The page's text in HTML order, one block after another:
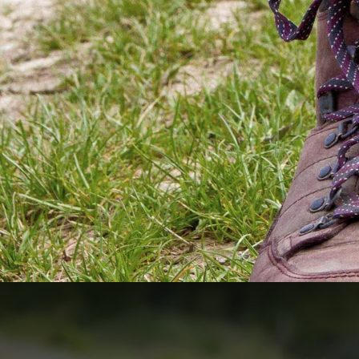
Vrolijk Voorjaar